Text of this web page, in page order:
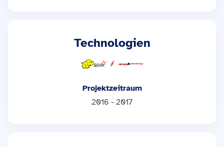
Technologien
Projektzeitraum
2016 - 2017